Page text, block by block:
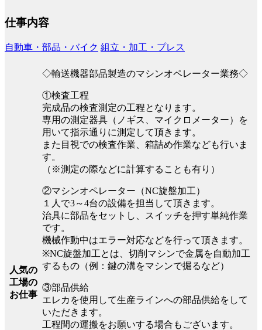
仕事内容
自動車・部品・バイク 組立・加工・プレス
人気の
工場の
お仕事
◇輸送機器部品製造のマシンオペレーター業務◇
①検査工程
完成品の検査測定の工程となります。
専用の測定器具（ノギス、マイクロメーター）を
用いて指示通りに測定して頂きます。
また目視での検査作業、箱詰め作業なども行いま
す。
（※測定の際などに計算することも有り）
②マシンオペレーター（NC旋盤加工）
１人で3～4台の設備を担当して頂きます。
治具に部品をセットし、スイッチを押す単純作業
です。
機械作動中はエラー対応などを行って頂きます。
※NC旋盤加工とは、切削マシンで金属を自動加工
するもの（例：鍵の溝をマシンで掘るなど）
③部品供給
エレカを使用して生産ラインへの部品供給をして
いただきます。
工程間の運搬をお願いする場合もございます。